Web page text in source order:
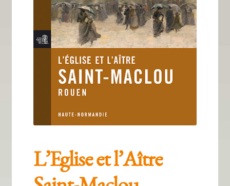
La qualité Lieux Dits
Nous contacter
Qui sommes-nous ?
Les éditions Lieux Dits
L’Eglise et l’Aître